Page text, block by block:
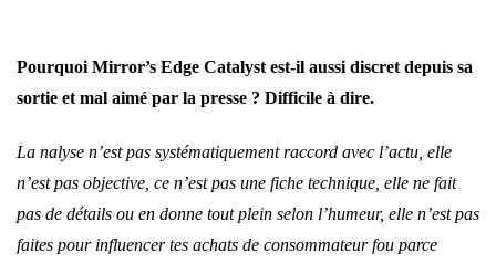
Pourquoi Mirror’s Edge Catalyst est-il aussi discret depuis sa
sortie et mal aimé par la presse ? Difficile à dire.
La nalyse n’est pas systématiquement raccord avec l’actu, elle
n’est pas objective, ce n’est pas une fiche technique, elle ne fait
pas de détails ou en donne tout plein selon l’humeur, elle n’est pas
faites pour influencer tes achats de consommateur fou parce